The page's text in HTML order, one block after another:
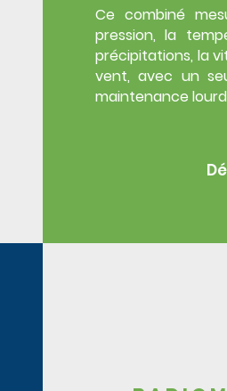
Ce combiné
pression, la
précipitations, la
vent, avec un
maintenance